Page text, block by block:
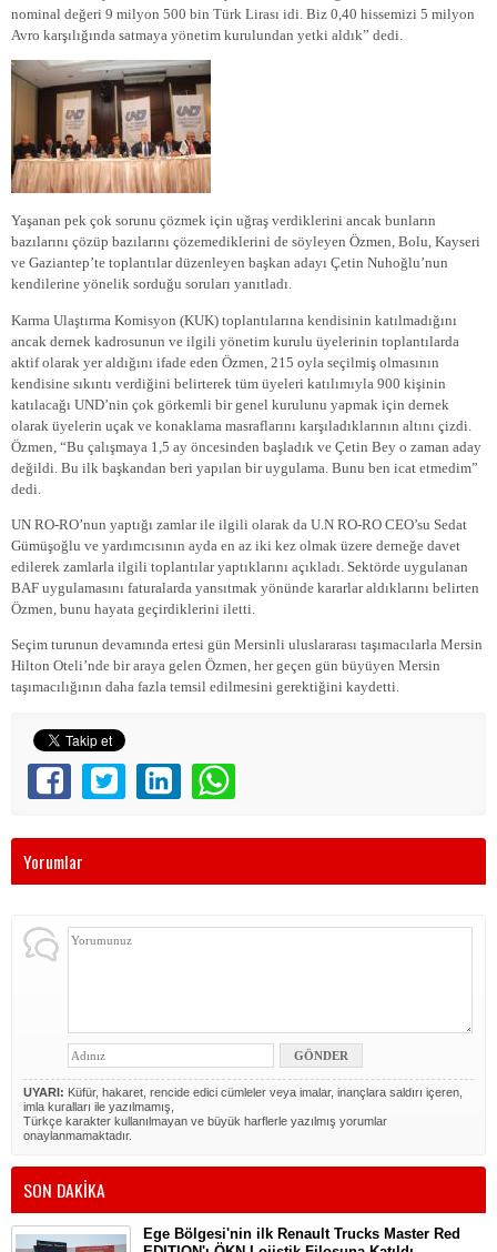
nominal değeri 9 milyon 500 bin Türk Lirası idi. Biz 0,40 hissemizi 5 milyon
Avro karşılığında satmaya yönetim kurulundan yetki aldık” dedi.
Yaşanan pek çok sorunu çözmek için uğraş verdiklerini ancak bunların
bazılarını çözüp bazılarını çözemediklerini de söyleyen Özmen, Bolu, Kayseri
ve Gaziantep’te toplantılar düzenleyen başkan adayı Çetin Nuhoğlu’nun
kendilerine yönelik sorduğu soruları yanıtladı.
Karma Ulaştırma Komisyon (KUK) toplantılarına kendisinin katılmadığını
ancak dernek kadrosunun ve ilgili yönetim kurulu üyelerinin toplantılarda
aktif olarak yer aldığını ifade eden Özmen, 215 oyla seçilmiş olmasının
kendisine sıkıntı verdiğini belirterek tüm üyeleri katılımıyla 900 kişinin
katılacağı UND’nin çok görkemli bir genel kurulunu yapmak için dernek
olarak üyelerin uçak ve konaklama masraflarını karşıladıklarının altını çizdi.
Özmen, “Bu çalışmaya 1,5 ay öncesinden başladık ve Çetin Bey o zaman aday
değildi. Bu ilk başkandan beri yapılan bir uygulama. Bunu ben icat etmedim”
dedi.
UN RO-RO’nun yaptığı zamlar ile ilgili olarak da U.N RO-RO CEO’su Sedat
Gümüşoğlu ve yardımcısının ayda en az iki kez olmak üzere derneğe davet
edilerek zamlarla ilgili toplantılar yaptıklarını açıkladı. Sektörde uygulanan
BAF uygulamasını faturalarda yansıtmak yönünde kararlar aldıklarını belirten
Özmen, bunu hayata geçirdiklerini iletti.
Seçim turunun devamında ertesi gün Mersinli uluslararası taşımacılarla Mersin
Hilton Oteli’nde bir araya gelen Özmen, her geçen gün büyüyen Mersin
taşımacılığının daha fazla temsil edilmesini gerektiğini kaydetti.
Yorumlar
UYARI: Küfür, hakaret, rencide edici cümleler veya imalar, inançlara saldırı içeren,
imla kuralları ile yazılmamış,
Türkçe karakter kullanılmayan ve büyük harflerle yazılmış yorumlar
onaylanmamaktadır.
SON DAKİKA
Ege Bölgesi'nin ilk Renault Trucks Master Red